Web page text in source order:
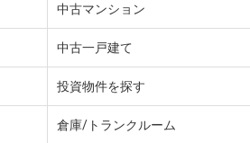
中古マンション
中古一戸建て
投資物件を探す
倉庫/トランクルーム